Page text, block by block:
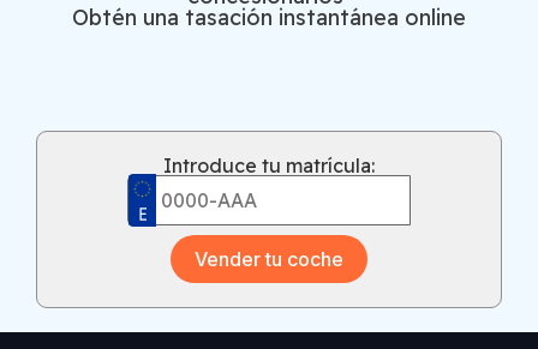
Obtén una tasación instantánea online
Introduce tu matrícula:
Vender tu coche